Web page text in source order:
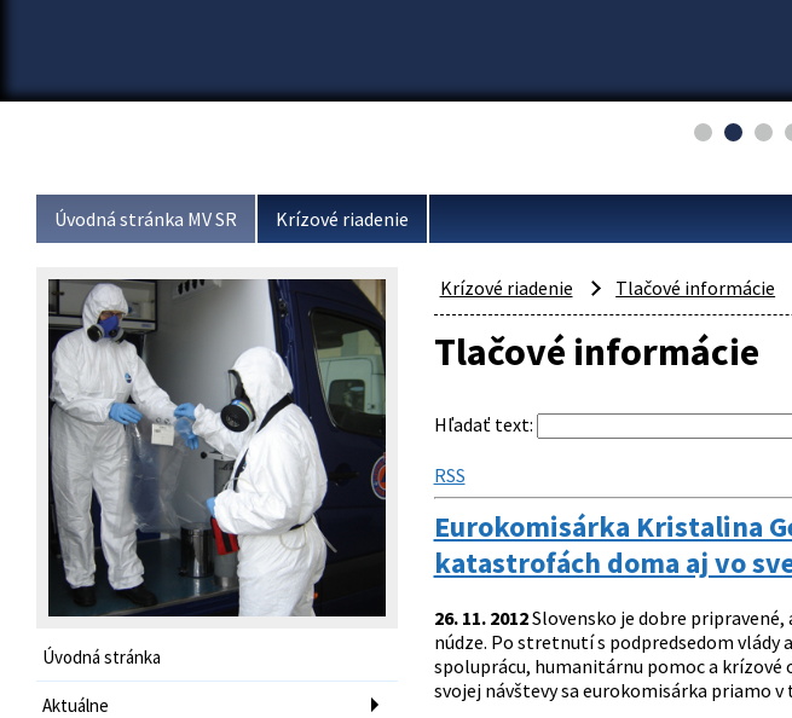
Úvodná stránka MV SR Krízové riadenie
Úvodná stránka
Aktuálne
Krízové riadenie Tlačové informácie
Tlačové informácie
Hľadať text:
RSS
Eurokomisárka Kristalina
katastrofách doma aj vo
26. 11. 2012Slovensko je dobre
núdze. Po stretnutí s podpredsedom
spoluprácu, humanitárnu pomoc a krízové
svojej návštevy sa eurokomisárka priamo